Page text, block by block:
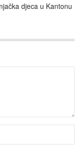
djeca u Kantonu